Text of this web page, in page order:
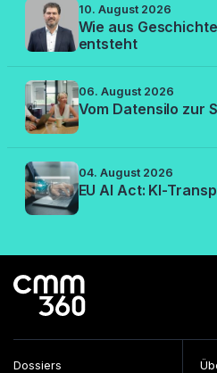
10. August 2026
Wie aus
entsteht
06. August 2026
Vom Datensilo zur
04. August 2026
EU AI Act: KI-
Dossiers